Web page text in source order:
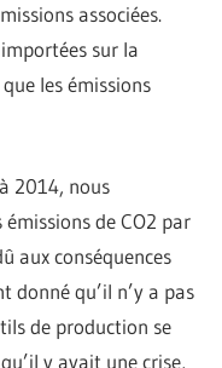
associées.
sur la
les émissions
2014, nous
de CO2 par
aux conséquences
donné qu’il n’y a pas
de production se
y avait une crise,